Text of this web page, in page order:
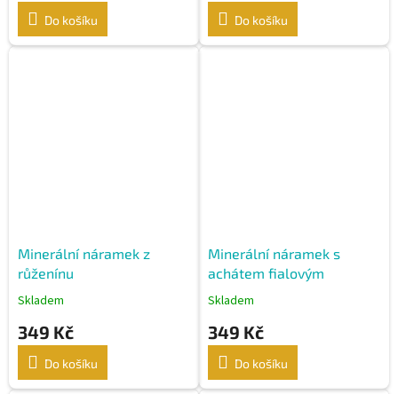
Do košíku Do košíku
Minerální náramek z
růženínu
Skladem
349 Kč
Do košíku
Minerální náramek s
achátem fialovým
Skladem
349 Kč
Do košíku